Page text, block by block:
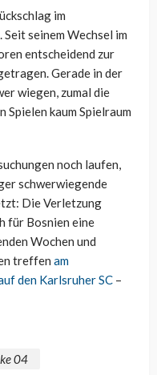
im
seinem Wechsel im
entscheidend zur
Gerade in der
wiegen, zumal die
Spielen kaum Spielraum
noch laufen,
schwerwiegende
Die Verletzung
für Bosnien eine
Wochen und
treffen am
den Karlsruher SC –
04